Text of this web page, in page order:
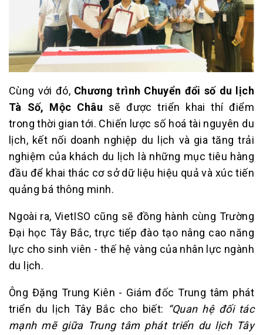
Cùng với đó, Chương trình Chuyển đổi số du lịch
Tà Số, Mộc Châu sẽ được triển khai thí điểm
trong thời gian tới. Chiến lược số hoá tài nguyên du
lịch, kết nối doanh nghiệp du lịch và gia tăng trải
nghiệm của khách du lịch là những mục tiêu hàng
đầu để khai thác cơ sở dữ liệu hiệu quả và xúc tiến
quảng bá thông minh.
Ngoài ra, VietISO cũng sẽ đồng hành cùng Trường
Đại học Tây Bắc, trực tiếp đào tạo nâng cao năng
lực cho sinh viên - thế hệ vàng của nhân lực ngành
du lịch.
Ông Đặng Trung Kiên - Giám đốc Trung tâm phát
triển du lịch Tây Bắc cho biết: “Quan hệ đối tác
mạnh mẽ giữa Trung tâm phát triển du lịch Tây